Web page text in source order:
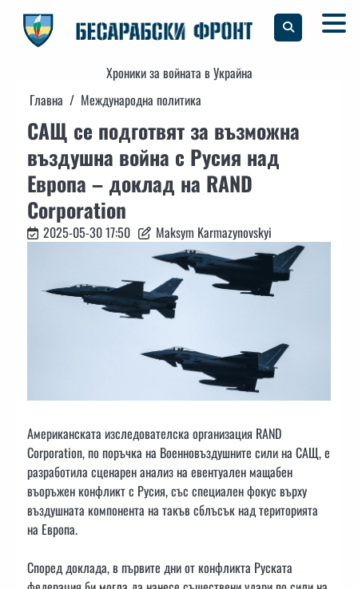
content
Хроники за войната в Украйна
Главна
Международна политика
САЩ се подготвят за възможна
въздушна война с Русия над
Европа – доклад на RAND
Corporation
2025-05-30 17:50 Maksym Karmazynovskyi
Американската изследователска организация RAND
Corporation, по поръчка на Военновъздушните сили на САЩ, е
разработила сценарен анализ на евентуален мащабен
въоръжен конфликт с Русия, със специален фокус върху
въздушната компонента на такъв сблъсък над територията
на Европа.
Според доклада, в първите дни от конфликта Руската